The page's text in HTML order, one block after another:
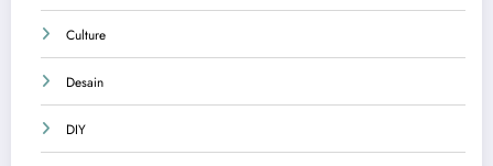
Culture
Desain
DIY